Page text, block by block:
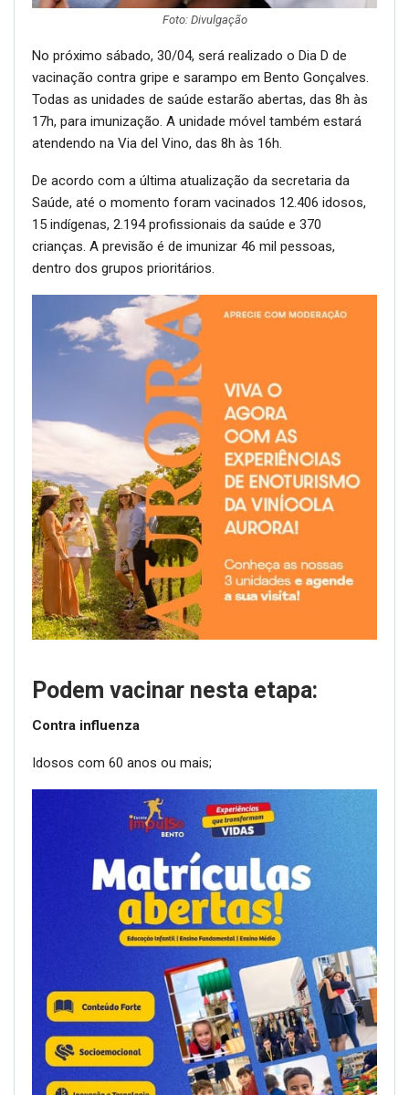
Foto: Divulgação
No próximo sábado, 30/04, será realizado o Dia D de
vacinação contra gripe e sarampo em Bento Gonçalves.
Todas as unidades de saúde estarão abertas, das 8h às
17h, para imunização. A unidade móvel também estará
atendendo na Via del Vino, das 8h às 16h.
De acordo com a última atualização da secretaria da
Saúde, até o momento foram vacinados 12.406 idosos,
15 indígenas, 2.194 profissionais da saúde e 370
crianças. A previsão é de imunizar 46 mil pessoas,
dentro dos grupos prioritários.
Podem vacinar nesta etapa:
Contra influenza
Idosos com 60 anos ou mais;